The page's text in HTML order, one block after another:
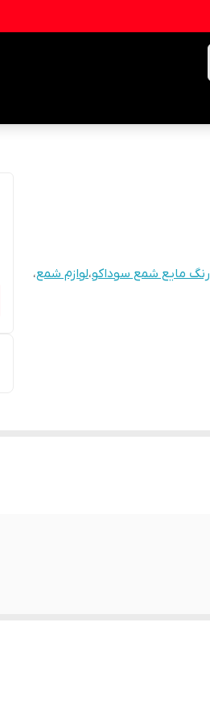
رنگ مایع شمع سوداکو،لوازم شمع،